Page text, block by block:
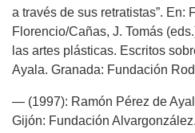
a través de sus retratistas”. En:
Florencio/Cañas, J. Tomás
las artes plásticas. Escritos
Ayala. Granada: Fundación
— (1997): Ramón Pérez de
Gijón: Fundación Alvargonzález.